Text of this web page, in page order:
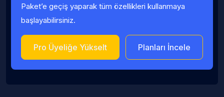
Paket’e geçiş yaparak tüm özellikleri kullanmaya
başlayabilirsiniz.
Pro Üyeliğe Yükselt Planları İncele